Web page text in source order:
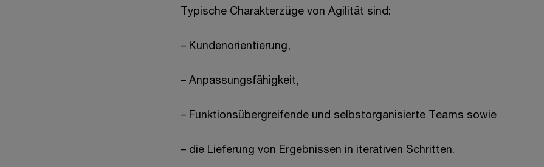
Typische Charakterzüge von Agilität sind:
– Kundenorientierung,
– Anpassungsfähigkeit,
– Funktionsübergreifende und selbstorganisierte Teams sowie
– die Lieferung von Ergebnissen in iterativen Schritten.